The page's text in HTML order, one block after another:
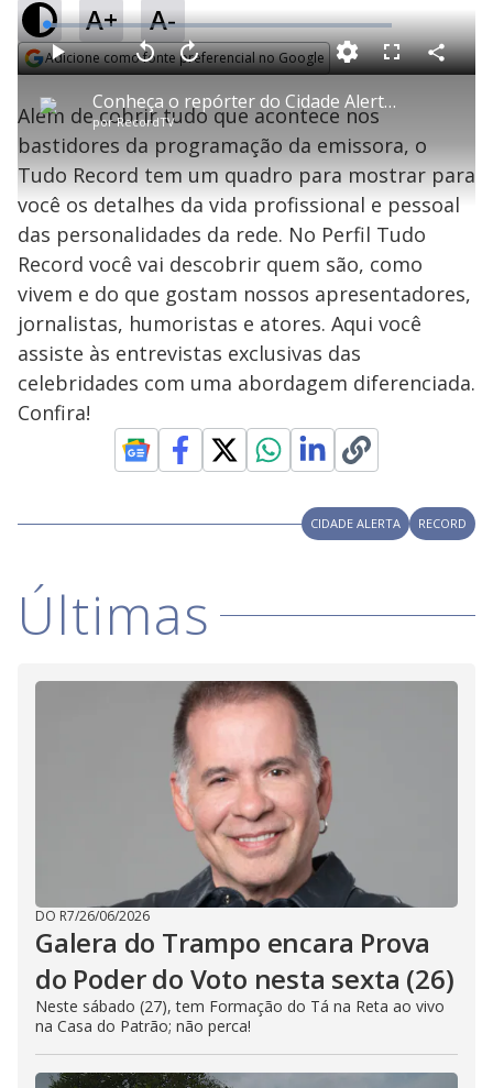
A+ A-
Adicione como fonte preferencial no Google
P
l
a
y
V
i
d
o
Conheça o repórter do Cidade Alerta Bruno Peruca
porRecordTV
P V
t
a
r
0
e
g
n
d
s
A
n
ç
a
1
u
n
o
s
M
u
d
o
L
o
a
d
e
3
.
2
8
%
F
l
e
n
C
o
a
Além de cobrir tudo que acontece nos
bastidores da programação da emissora, o
Tudo Record tem um quadro para mostrar para
você os detalhes da vida profissional e pessoal
das personalidades da rede. No Perfil Tudo
Record você vai descobrir quem são, como
vivem e do que gostam nossos apresentadores,
jornalistas, humoristas e atores. Aqui você
assiste às entrevistas exclusivas das
celebridades com uma abordagem diferenciada.
Confira!
CIDADE ALERTA RECORD
Últimas
DO R7/26/06/2026
Galera do Trampo encara Prova
do Poder do Voto nesta sexta (26)
Neste sábado (27), tem Formação do Tá na Reta ao vivo
na Casa do Patrão; não perca!